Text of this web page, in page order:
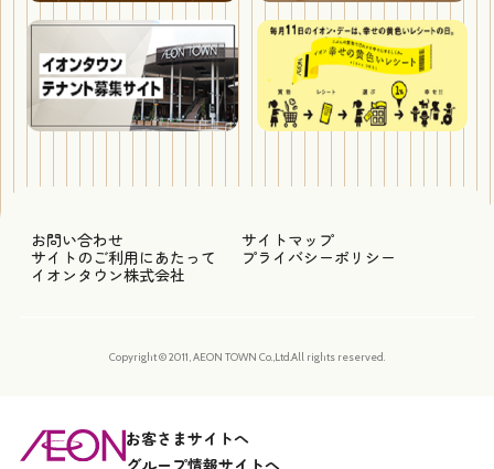
お問い合わせ
サイトマップ
サイトのご利用にあたって
プライバシーポリシー
イオンタウン株式会社
Copyright © 2011, AEON TOWN Co.,Ltd.All rights reserved.
お客さまサイトへ